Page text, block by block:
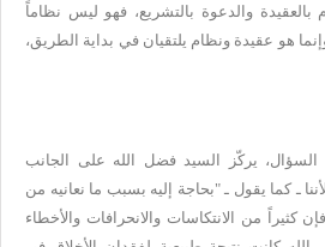
والدعوة بالتشريع، فهو ليس نظاماً
هو عقيدة ونظام يلتقيان في بداية الطريق،
يركّز السيد فضل الله على الجانب
ـ كما يقول ـ "بحاجة إليه بسبب ما نعانيه من
كثيراً من الانتكاسات والانحرافات والأخطاء